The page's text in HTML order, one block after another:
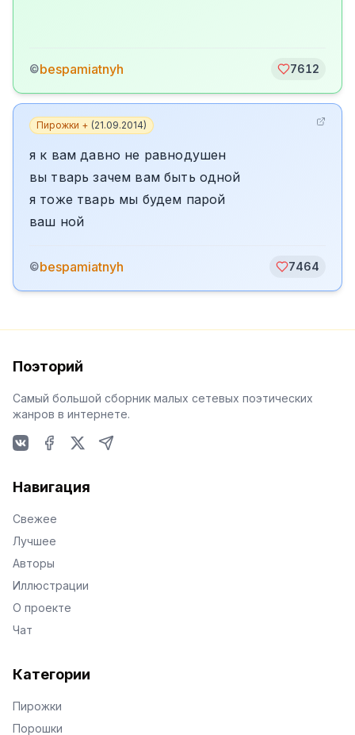
©bespamiatnyh 7612
Пирожки + (21.09.2014)
я к вам давно не равнодушен
вы тварь зачем вам быть одной
я тоже тварь мы будем парой
ваш ной
©bespamiatnyh 7464
Поэторий
Самый большой сборник малых сетевых поэтических
жанров в интернете.
Навигация
Свежее
Лучшее
Авторы
Иллюстрации
О проекте
Чат
Категории
Пирожки
Порошки